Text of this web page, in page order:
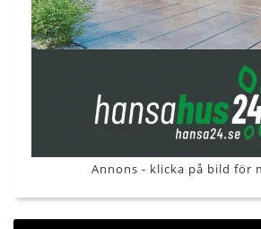
Annons - klicka på bild för